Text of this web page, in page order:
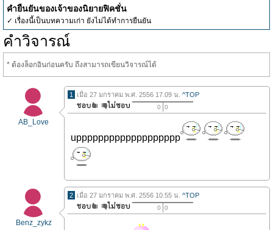
คำยืนยันของเจ้าของนิยายฟิคชั่น
✓ เรื่องนี้เป็นบทความเก่า ยังไม่ได้ทำการยืนยัน
คำวิจารณ์
* ต้องล็อกอินก่อนครับ ถึงสามารถเขียนวิจารณ์ได้
AB_Love
1 เมื่อ 27 มกราคม พ.ศ. 2556 17.09 น. ^TOP
0 0
uppppppppppppppppppp
Benz_zykz
2 เมื่อ 27 มกราคม พ.ศ. 2556 10.55 น. ^TOP
0 0